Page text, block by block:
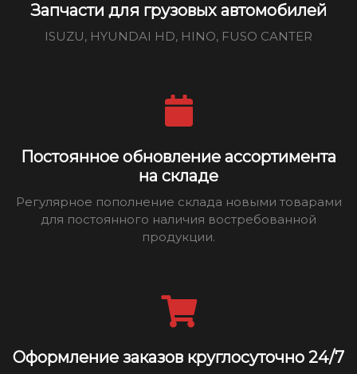
Запчасти для грузовых автомобилей
ISUZU, HYUNDAI HD, HINO, FUSO CANTER
Постоянное обновление ассортимента
на складе
Регулярное пополнение склада новыми товарами
для постоянного наличия востребованной
продукции.
Оформление заказов круглосуточно 24/7